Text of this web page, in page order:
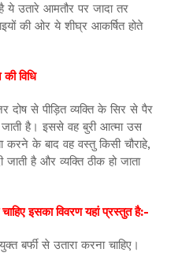
उतारे आमतौर पर जादा तर
की ओर ये शीघ्र आकर्षित होते
विधि
से पीड़ित व्यक्ति के सिर से पैर
जाती है। इससे वह बुरी आत्मा उस
करने के बाद वह वस्तु किसी चौराहे,
है और व्यक्ति ठीक हो जाता
इसका विवरण यहां प्रस्तुत है:-
बर्फी से उतारा करना चाहिए।